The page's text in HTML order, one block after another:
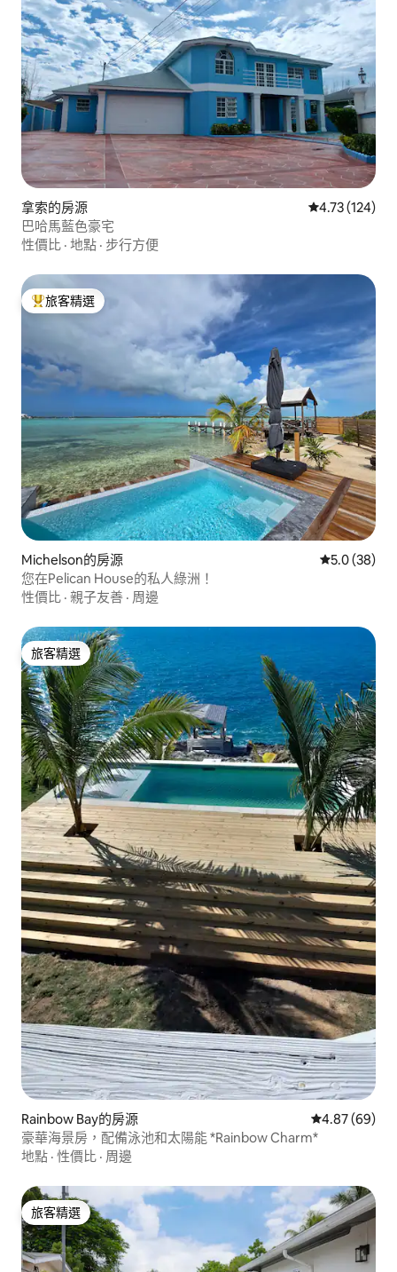
拿索的房源 從 124 則評價
4.73 (124)
巴哈馬藍色豪宅
性價比 · 地點 · 步行方便
旅客精選榜首
旅客精選
Michelson的房源 從 38 則評
5.0 (38)
您在Pelican House的私人綠洲！
性價比 · 親子友善 · 周邊
旅客精選
旅客精選
Rainbow Bay的房源 從 69 則評價
4.87 (69)
豪華海景房，配備泳池和太陽能 *Rainbow Charm*
地點 · 性價比 · 周邊
旅客精選
旅客精選